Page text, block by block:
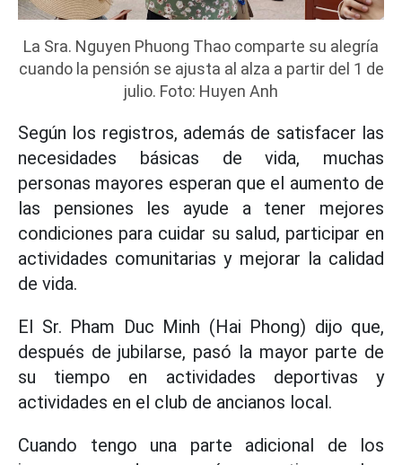
La Sra. Nguyen Phuong Thao comparte su alegría
cuando la pensión se ajusta al alza a partir del 1 de
julio. Foto: Huyen Anh
Según los registros, además de satisfacer las
necesidades básicas de vida, muchas
personas mayores esperan que el aumento de
las pensiones les ayude a tener mejores
condiciones para cuidar su salud, participar en
actividades comunitarias y mejorar la calidad
de vida.
El Sr. Pham Duc Minh (Hai Phong) dijo que,
después de jubilarse, pasó la mayor parte de
su tiempo en actividades deportivas y
actividades en el club de ancianos local.
Cuando tengo una parte adicional de los